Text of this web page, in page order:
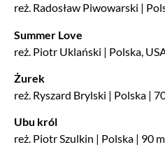
reż. Radosław Piwowarski |
Summer Love
reż. Piotr Uklański | Polska,
Żurek
reż. Ryszard Brylski | Polska |
Ubu król
reż. Piotr Szulkin | Polska | 90